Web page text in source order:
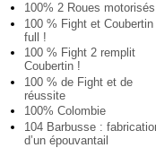
100% 2 Roues motorisés
100 % Fight et Coubertin
full !
100 % Fight 2 remplit
Coubertin !
100 % de Fight et de
réussite
100% Colombie
104 Barbusse :
d’un épouvantail